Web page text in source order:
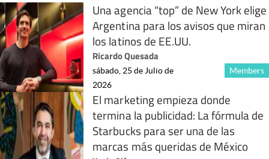
Una agencia “top” de New York elige
Argentina para los avisos que miran
los latinos de EE.UU.
Ricardo Quesada
Members
sábado, 25 de Julio de
2026
El marketing empieza donde
termina la publicidad: La fórmula de
Starbucks para ser una de las
marcas más queridas de México